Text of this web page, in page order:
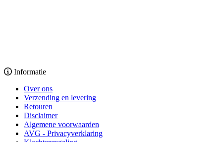
Informatie
Over ons
Verzending en levering
Retouren
Disclaimer
Algemene voorwaarden
AVG - Privacyverklaring